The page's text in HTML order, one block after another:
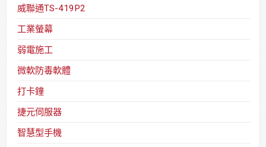
威聯通TS-419P2
工業螢幕
弱電施工
微軟防毒軟體
打卡鐘
捷元伺服器
智慧型手機